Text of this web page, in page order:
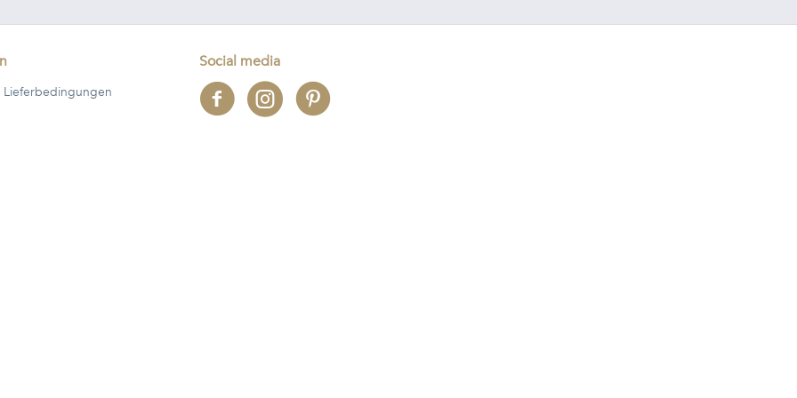
Lieferbedingungen
Social media